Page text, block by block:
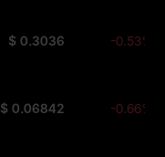
$ 0.3036 -0.53%
$ 0.06842 -0.66%